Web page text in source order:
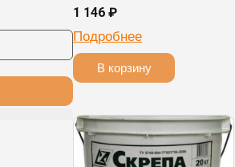
1 146 ₽
Подробнее
В корзину